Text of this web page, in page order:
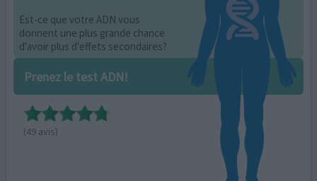
Est-ce que votre ADN vous
donnent une plus grande chance
d'avoir plus d'effets secondaires?
Prenez le test ADN!
(49 avis)